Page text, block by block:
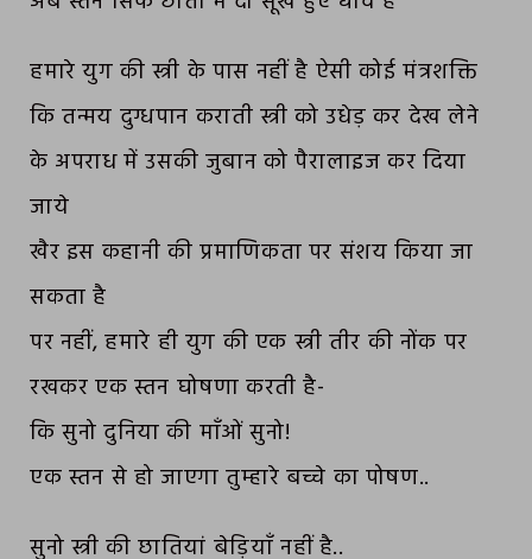
हमारे युग की स्त्री के पास नहीं है ऐसी कोई मंत्रशक्ति
कि तन्मय दुग्धपान कराती स्त्री को उधेड़ कर देख लेने
के अपराध में उसकी जुबान को पैरालाइज कर दिया
जाये
खैर इस कहानी की प्रमाणिकता पर संशय किया जा
सकता है
पर नहीं, हमारे ही युग की एक स्त्री तीर की नोंक पर
रखकर एक स्तन घोषणा करती है-
कि सुनो दुनिया की माँओं सुनो!
एक स्तन से हो जाएगा तुम्हारे बच्चे का पोषण..
सुनो स्त्री की छातियां बेड़ियाँ नहीं है..